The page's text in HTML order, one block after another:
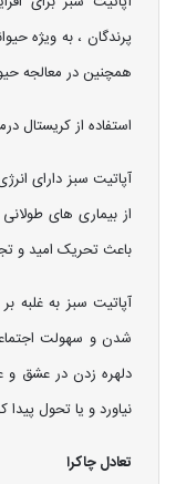
پرندگان ، به ویژه
همچنین در معالجه
استفاده از کریستال
آپاتیت سبز دارای
از بیماری های
باعث تحریک امید و
آپاتیت سبز به غلبه
شدن و سهولت
دلهره زدن در عشق و
نیاورد و یا تحول
تعادل چاکرا